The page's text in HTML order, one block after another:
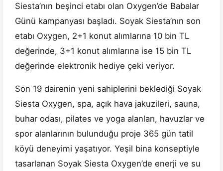
Siesta’nın beşinci etabı olan Oxygen’de Babalar
Günü kampanyası başladı. Soyak Siesta’nın son
etabı Oxygen, 2+1 konut alımlarına 10 bin TL
değerinde, 3+1 konut alımlarına ise 15 bin TL
değerinde elektronik hediye çeki veriyor.
Son 19 dairenin yeni sahiplerini beklediği Soyak
Siesta Oxygen, spa, açık hava jakuzileri, sauna,
buhar odası, pilates ve yoga alanları, havuzlar ve
spor alanlarının bulunduğu proje 365 gün tatil
köyü deneyimi yaşatıyor. Yeşil bina konseptiyle
tasarlanan Soyak Siesta Oxygen’de enerji ve su